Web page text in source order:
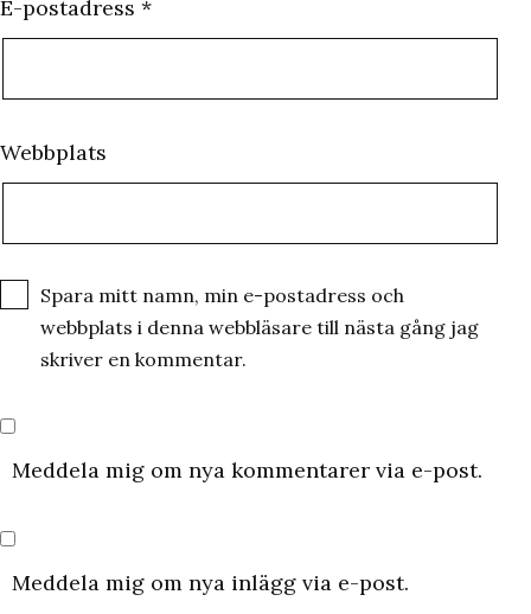
E-postadress *
Webbplats
Spara mitt namn, min e-postadress och
webbplats i denna webbläsare till nästa gång jag
skriver en kommentar.
Meddela mig om nya kommentarer via e-post.
Meddela mig om nya inlägg via e-post.